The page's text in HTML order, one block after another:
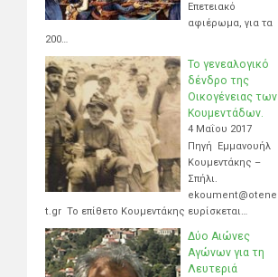
Επετειακό
αφιέρωμα, για τα
200…
Το γενεαλογικό
δένδρο της
Οικογένειας των
Κουμεντάδων.
4 Μαΐου 2017
Πηγή Εμμανουήλ
Κουμεντάκης –
Σπήλι.
ekoument@otene
t.gr Το επίθετο Κουμεντάκης ευρίσκεται…
Δύο Αιώνες
Αγώνων για τη
Λευτεριά